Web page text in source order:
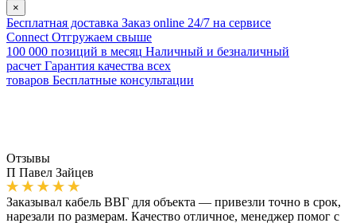
×
Бесплатная доставка Заказ online 24/7 на сервисе
Connect Отгружаем свыше
100 000 позиций в месяц Наличный и безналичный
расчет Гарантия качества всех
товаров Бесплатные консультации
Отзывы
П Павел Зайцев
Заказывал кабель ВВГ для объекта — привезли точно в срок,
нарезали по размерам. Качество отличное, менеджер помог с